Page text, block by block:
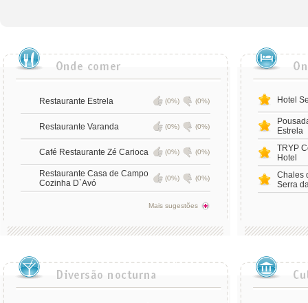
Restaurante Estrela (0%) (0%)
Restaurante Varanda (0%) (0%)
Café Restaurante Zé Carioca (0%) (0%)
Restaurante Casa de Campo
Cozinha D`Avó
(0%) (0%)
Mais sugestões
Hotel
Estrela
TRYP
Hotel
Chales
Serra